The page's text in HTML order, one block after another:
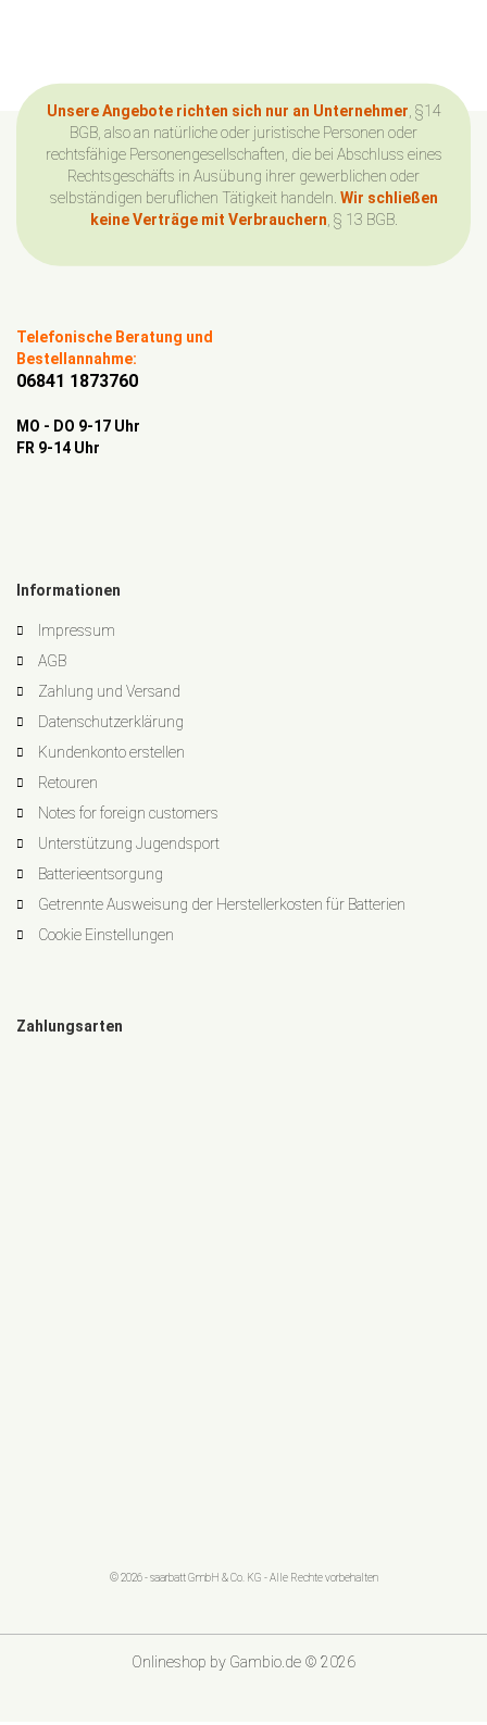
Unsere Angebote richten sich nur an Unternehmer , §14
BGB, also an natürliche oder juristische Personen oder
rechtsfähige Personengesellschaften, die bei Abschluss eines
Rechtsgeschäfts in Ausübung ihrer gewerblichen oder
selbständigen beruflichen Tätigkeit handeln. Wir schließen
keine Verträge mit Verbrauchern , § 13 BGB.
Telefonische Beratung und
Bestellannahme:
06841 1873760
MO - DO 9-17 Uhr
FR 9-14 Uhr
Informationen
Impressum
AGB
Zahlung und Versand
Datenschutzerklärung
Kundenkonto erstellen
Retouren
Notes for foreign customers
Unterstützung Jugendsport
Batterieentsorgung
Getrennte Ausweisung der Herstellerkosten für Batterien
Cookie Einstellungen
Zahlungsarten
© 2026 - saarbatt GmbH & Co. KG - Alle Rechte vorbehalten
Onlineshop by Gambio.de © 2026